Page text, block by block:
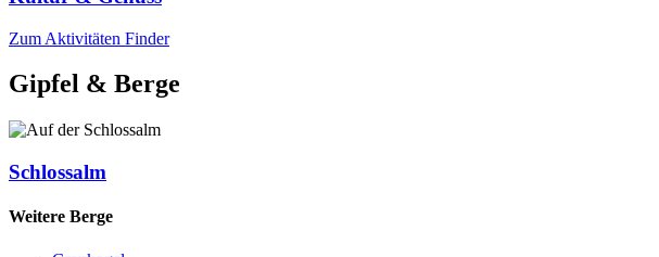
Zum Aktivitäten Finder
Gipfel & Berge
Schlossalm
Weitere Berge